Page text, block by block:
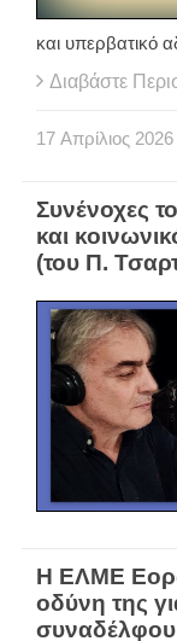
και υπερβατικό
Διαβάστε
17 Απρίλιος 2026
Συνένοχες
και
(του Π.
Η ΕΛΜΕ
οδύνη της
συναδέλφου